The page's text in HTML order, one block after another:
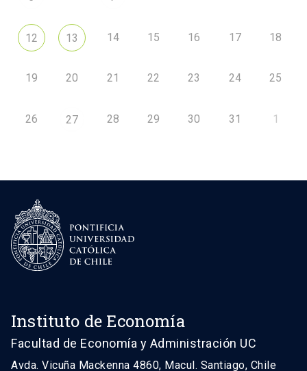
12 13 14 15 16 17 18
19 20 21 22 23 24 25
26 27 28 29 30 31 1
Instituto de Economía
Facultad de Economía y Administración UC
Avda. Vicuña Mackenna 4860, Macul. Santiago, Chile